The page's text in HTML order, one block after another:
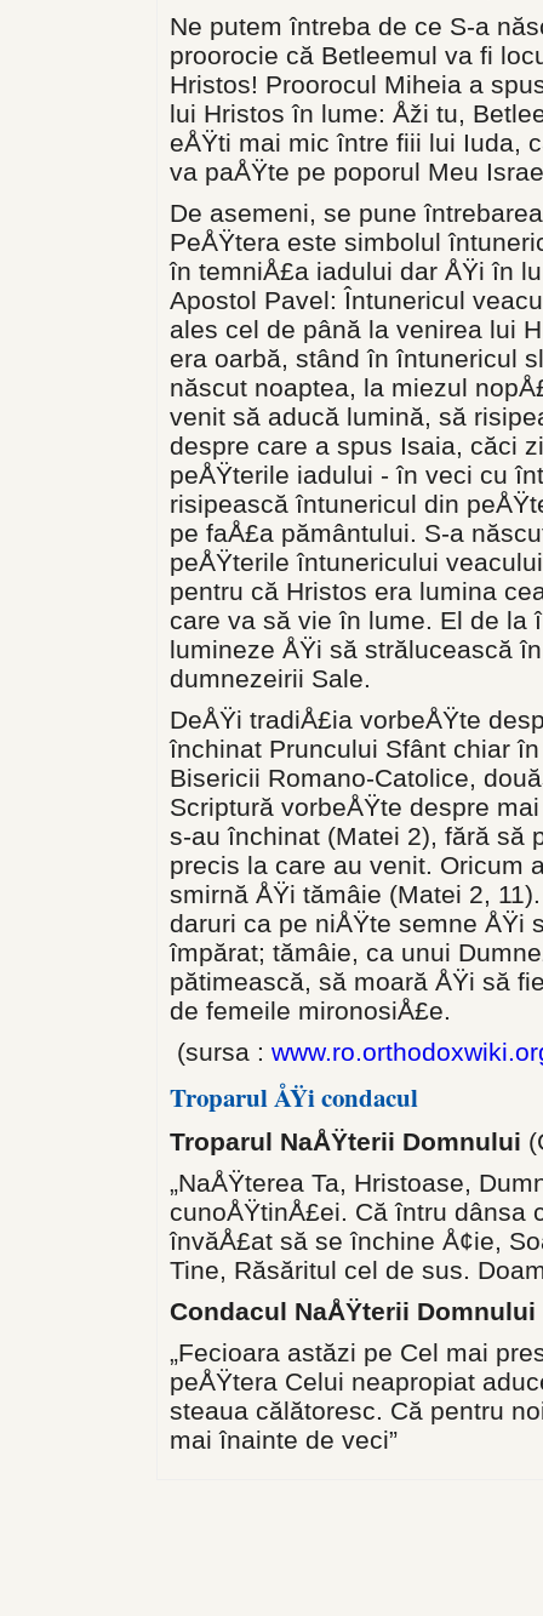
Ne putem întreba de ce S-a
proorocie că Betleemul va fi
Hristos! Proorocul Miheia a
lui Hristos în lume: Åži tu,
eÅŸti mai mic între fiii lui Iuda,
va paÅŸte pe poporul Meu
De asemeni, se pune
PeÅŸtera este simbolul
în temniÅ£a iadului dar ÅŸi în
Apostol Pavel: Întunericul
ales cel de până la venirea lui
era oarbă, stând în întunericul
născut noaptea, la miezul
venit să aducă lumină, să
despre care a spus Isaia, căci
peÅŸterile iadului - în veci cu
risipească întunericul din
pe faÅ£a pământului. S-a
peÅŸterile întunericului
pentru că Hristos era lumina
care va să vie în lume. El de la
lumineze ÅŸi să strălucească
dumnezeirii Sale.
DeÅŸi tradiÅ£ia vorbeÅŸte
închinat Pruncului Sfânt chiar
Bisericii Romano-Catolice,
Scriptură vorbeÅŸte despre
s-au închinat (Matei 2), fără să
precis la care au venit. Oricum
smirnă ÅŸi tămâie (Matei 2,
daruri ca pe niÅŸte semne ÅŸi
împărat; tămâie, ca unui
pătimească, să moară ÅŸi să
de femeile mironosiÅ£e.
(sursa :
Troparul ÅŸi condacul
Troparul NaÅŸterii Domnului
„NaÅŸterea Ta, Hristoase,
cunoÅŸtinÅ£ei. Că întru dânsa
învăÅ£at să se închine Å¢ie,
Tine, Răsăritul cel de sus.
Condacul NaÅŸterii Domnului
„Fecioara astăzi pe Cel mai
peÅŸtera Celui neapropiat
steaua călătoresc. Că pentru
mai înainte de veci”